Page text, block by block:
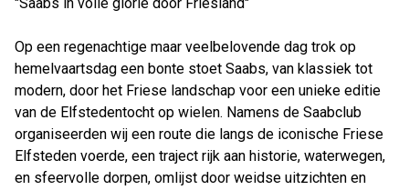
Op een regenachtige maar veelbelovende dag trok op
hemelvaartsdag een bonte stoet Saabs, van klassiek tot
modern, door het Friese landschap voor een unieke editie
van de Elfstedentocht op wielen. Namens de Saabclub
organiseerden wij een route die langs de iconische Friese
Elfsteden voerde, een traject rijk aan historie, waterwegen,
en sfeervolle dorpen, omlijst door weidse uitzichten en